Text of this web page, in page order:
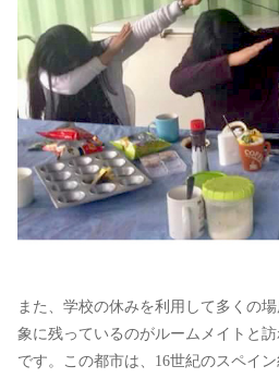
また、学校の休みを利用して多くの
象に残っているのがルームメイトと
です。この都市は、16世紀のスペイ